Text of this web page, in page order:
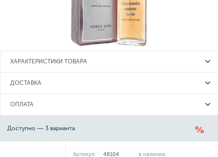
ХАРАКТЕРИСТИКИ ТОВАРА
ДОСТАВКА
ОПЛАТА
Доступно — 3 варианта
Артикул: 48104 в наличии